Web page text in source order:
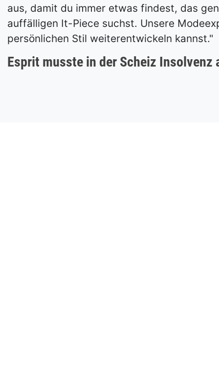
aus, damit du immer etwas findest, das
auffälligen It-Piece suchst. Unsere
persönlichen Stil weiterentwickeln kannst."
Esprit musste in der Scheiz Insolvenz